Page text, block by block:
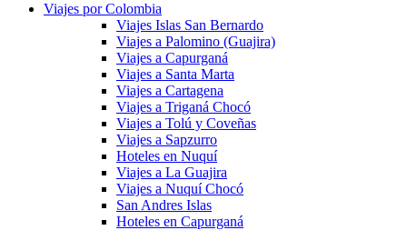
Viajes por Colombia
Viajes Islas San Bernardo
Viajes a Palomino (Guajira)
Viajes a Capurganá
Viajes a Santa Marta
Viajes a Cartagena
Viajes a Triganá Chocó
Viajes a Tolú y Coveñas
Viajes a Sapzurro
Hoteles en Nuquí
Viajes a La Guajira
Viajes a Nuquí Chocó
San Andres Islas
Hoteles en Capurganá